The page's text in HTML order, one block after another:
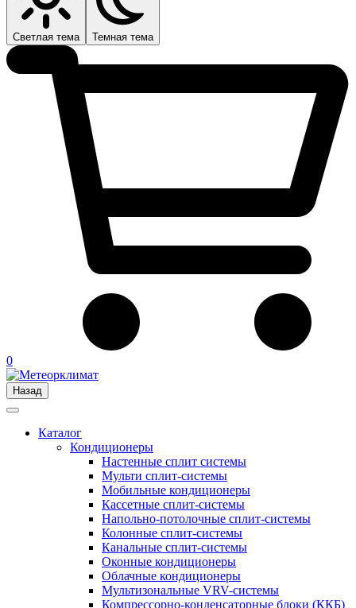
Светлая тема Темная тема
0
Назад
Каталог
Кондиционеры
Настенные сплит системы
Мульти сплит-системы
Мобильные кондиционеры
Кассетные сплит-системы
Напольно-потолочные сплит-системы
Колонные сплит-системы
Канальные сплит-системы
Оконные кондиционеры
Облачные кондиционеры
Мультизональные VRV-системы
Компрессорно-конденсаторные блоки (ККБ)